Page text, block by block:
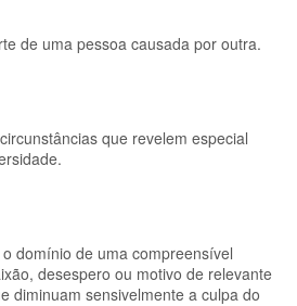
de uma pessoa causada por outra.
que revelem especial
domínio de uma compreensível
desespero ou motivo de relevante
diminuam sensivelmente a culpa do